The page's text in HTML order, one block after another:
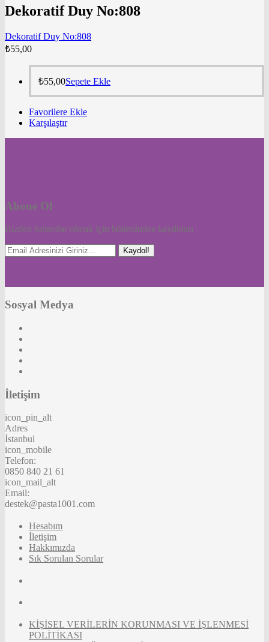
Dekoratif Duy No:808
Dekoratif Duy No:808
₺55,00
₺55,00Sepete Ekle
Favorilere Ekle
Karşılaştır
Abone Ol
Bizden haberdar olmak için bültenimize kaydolun
Kaydol!
Sosyal Medya
İletişim
icon_pin_alt
Adres
İstanbul
icon_mobile
Telefon:
0850 840 21 61
icon_mail_alt
Email:
destek@pasta1001.com
Hesabım
İletişim
Hakkımızda
Sık Sorulan Sorular
KİŞİSEL VERİLERİN KORUNMASI VE İŞLENMESİ
POLİTİKASI